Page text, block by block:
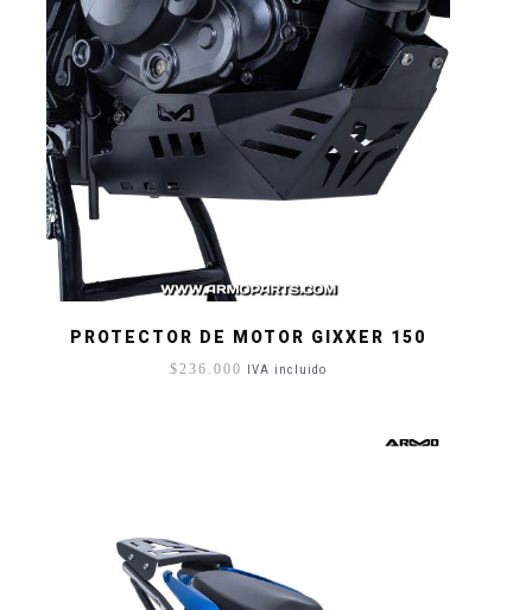
PROTECTOR DE MOTOR GIXXER 150
$236.000 IVA incluido